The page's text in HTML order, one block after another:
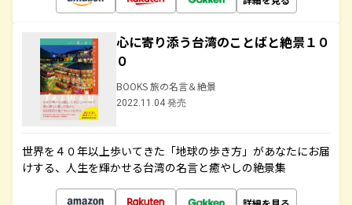
心に寄り添う台湾のことばと絶景１０
０
BOOKS 旅の名言＆絶景
2022.11.04 発売
世界を４０年以上歩いてきた「地球の歩き方」があなたにお届
けする、人生を輝かせる台湾の名言と癒やしの絶景集